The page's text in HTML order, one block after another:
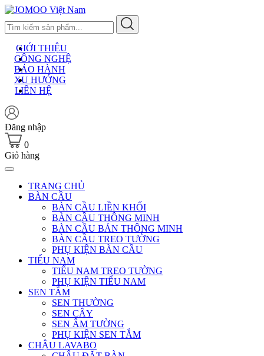
Skip
to
content
GIỚI THIỆU
CÔNG NGHỆ
BẢO HÀNH
XU HƯỚNG
LIÊN HỆ
Đăng nhập
0
Giỏ hàng
TRANG CHỦ
BÀN CẦU
BÀN CẦU LIỀN KHỐI
BÀN CẦU THÔNG MINH
BÀN CẦU BÁN THÔNG MINH
BÀN CẦU TREO TƯỜNG
PHỤ KIỆN BÀN CẦU
TIỂU NAM
TIỂU NAM TREO TƯỜNG
PHỤ KIỆN TIỂU NAM
SEN TẮM
SEN THƯỜNG
SEN CÂY
SEN ÂM TƯỜNG
PHỤ KIỆN SEN TẮM
CHẬU LAVABO